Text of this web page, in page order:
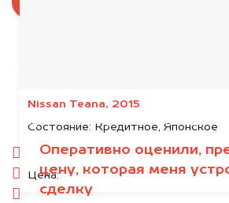
Nissan Teana, 2015
Состояние: Кредитное, Японское
Цена:
Оперативно оценили,
цену, которая меня
сделку
1. Сфотографируйте машину:
спереди
сзади
слева